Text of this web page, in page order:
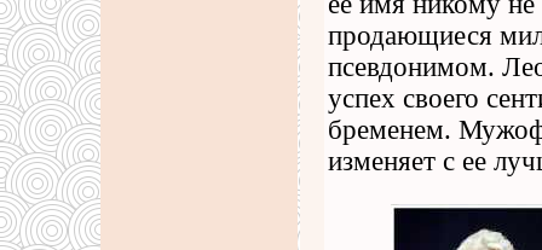
продающиеся
псевдонимом.
успех своего
бременем.
изменяет с ее